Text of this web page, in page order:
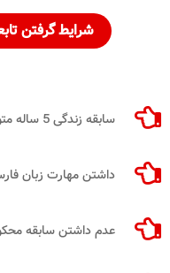
شرایط گرفتن
سابقه زندگی 5 ساله متوالی یا متناوب در
داشتن مهارت زبان
عدم داشتن سابقه